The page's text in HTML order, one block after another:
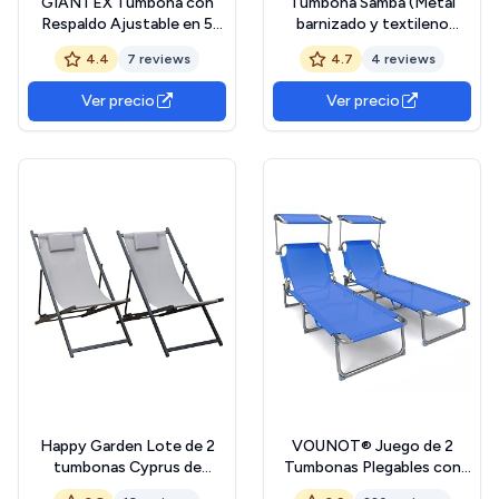
Respaldo Ajustable en 5
Niveles, Carga hasta 160 kg,
Tumbona de Jardín para
Baño de Sol, Marco de
Metal, Silla Reclinable para
Patio, Balcón, Piscina
4.4 7 reviews
Ver precio
barnizado y textileno
resistente con
reposabrazos
4.7 4 reviews
Ver precio
Happy Garden Lote de 2
tumbonas Cyprus de
textileno Gris con
VOUNOT® Juego de 2
Tumbonas Plegables con
Parasol, Tumbona Playera